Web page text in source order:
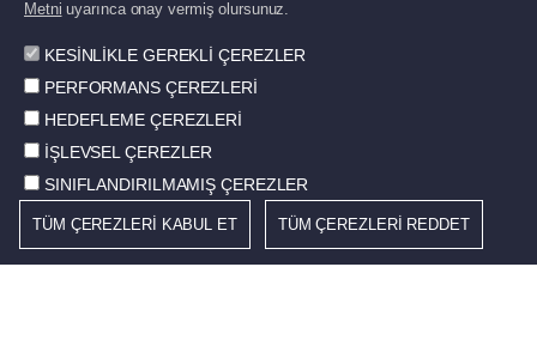
© 2026 STD. Tüm hakları saklıdır.
Çerez Politikası
Kullanım Koşulları
Metni uyarınca onay vermiş olursunuz.
KESİNLİKLE GEREKLİ ÇEREZLER
PERFORMANS ÇEREZLERİ
HEDEFLEME ÇEREZLERİ
İŞLEVSEL ÇEREZLER
SINIFLANDIRILMAMIŞ ÇEREZLER
TÜM ÇEREZLERİ KABUL ET TÜM ÇEREZLERİ REDDET